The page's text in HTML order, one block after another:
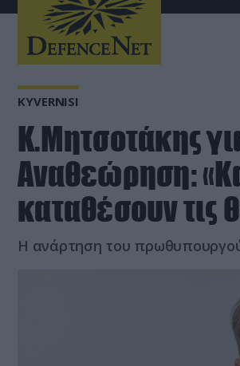
KYVERNISI
Κ.Μητσοτάκης
Αναθεώρηση:
καταθέσουν τις
Η ανάρτηση του